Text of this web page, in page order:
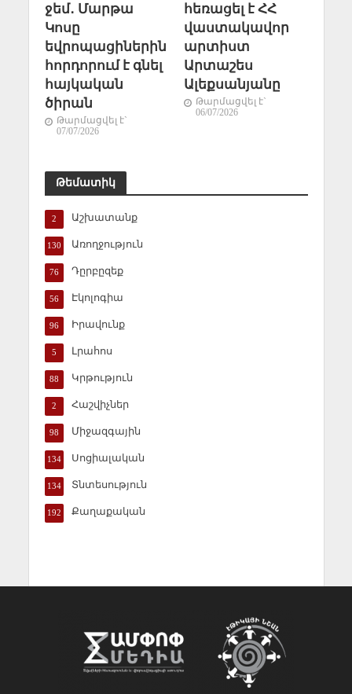
ջեմ․ Մարթա
Կոսը
եվրոպացիներին
հորդորում է գնել
հայկական
ծիրան
Թարմացվել է`
07/07/2026
հեռացել է ՀՀ
վաստակավոր
արտիստ
Արտաշես
Ալեքսանյանը
Թարմացվել է`
06/07/2026
Թեմատիկ
Աշխատանք
2
Առողջություն
130
Դըրբըզեք
76
Էկոլոգիա
56
Իրավունք
96
Լրահոս
5
Կրթություն
88
Հաշվիչներ
2
Միջազգային
98
Սոցիալական
134
Տնտեսություն
134
Քաղաքական
192